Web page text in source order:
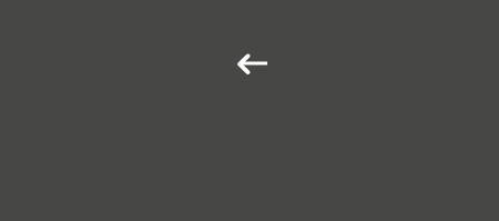
4